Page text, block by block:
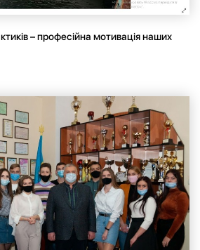
– професійна мотивація наших